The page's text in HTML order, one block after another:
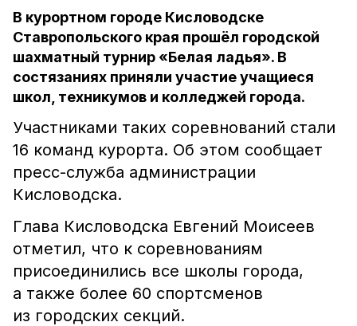
В курортном городе Кисловодске
Ставропольского края прошёл городской
шахматный турнир «Белая ладья». В
состязаниях приняли участие учащиеся
школ, техникумов и колледжей города.
Участниками таких соревнований стали
16 команд курорта. Об этом сообщает
пресс-служба администрации
Кисловодска.
Глава Кисловодска Евгений Моисеев
отметил, что к соревнованиям
присоединились все школы города,
а также более 60 спортсменов
из городских секций.